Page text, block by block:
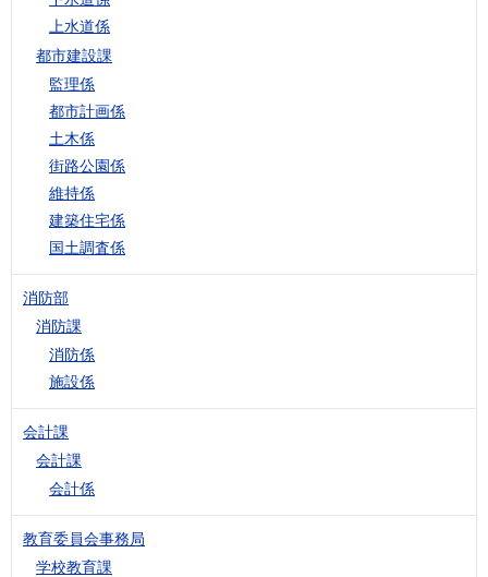
上水道係
都市建設課
監理係
都市計画係
土木係
街路公園係
維持係
建築住宅係
国土調査係
消防部
消防課
消防係
施設係
会計課
会計課
会計係
教育委員会事務局
学校教育課